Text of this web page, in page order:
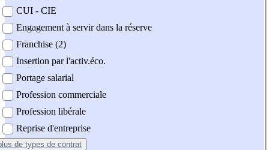
CUI - CIE
Engagement à servir dans la réserve
Franchise (2)
Insertion par l'activ.éco.
Portage salarial
Profession commerciale
Profession libérale
Reprise d'entreprise
de types de contrat